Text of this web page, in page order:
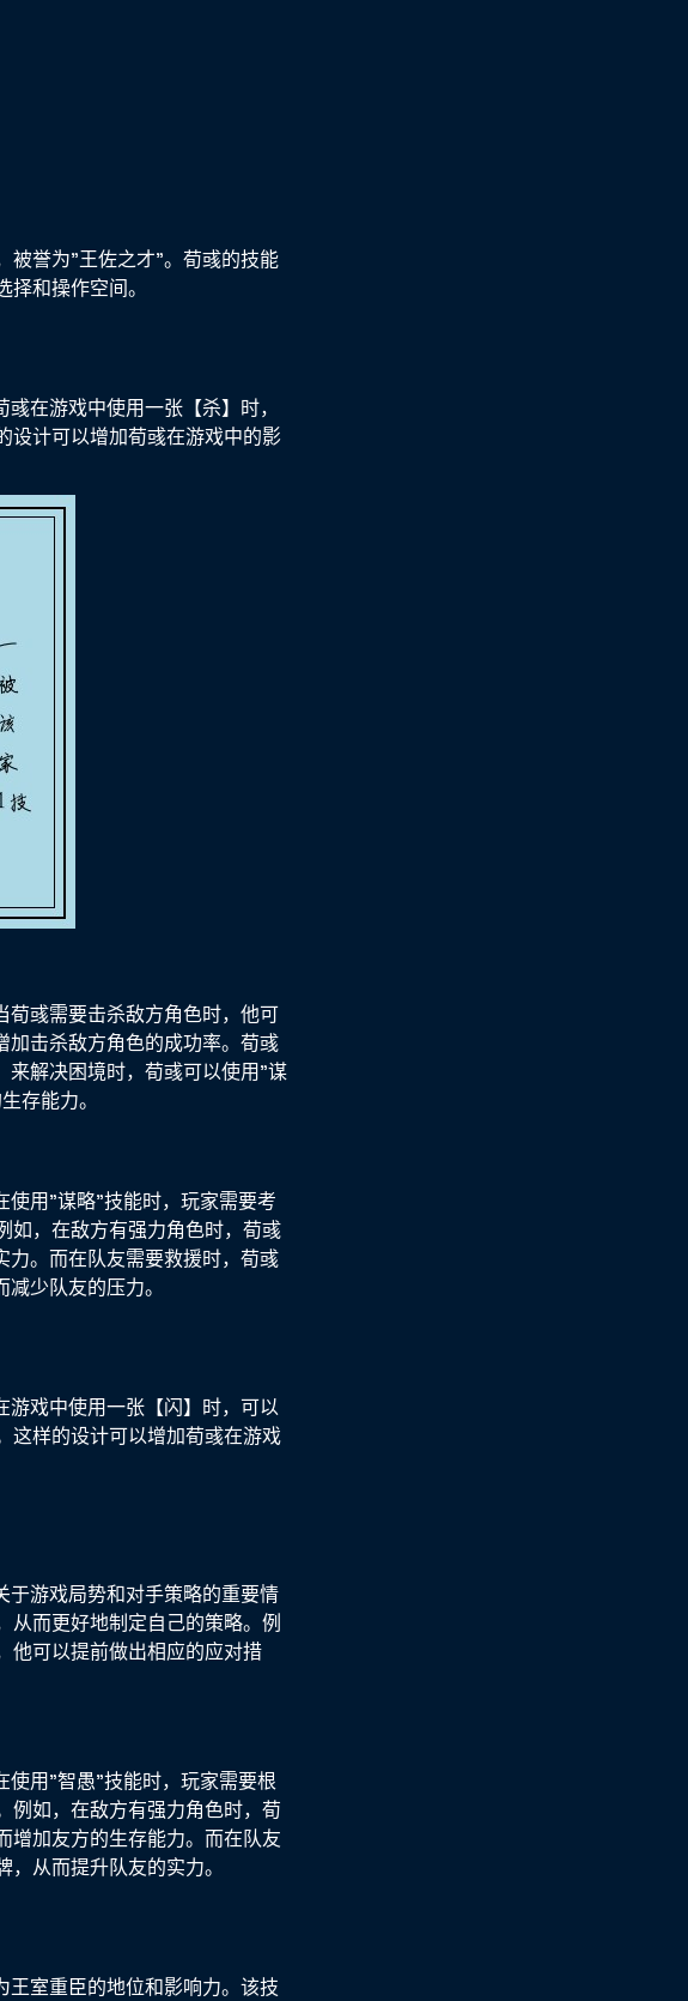
被誉为"王佐之才"。荀彧的技能
和操作空间。
在游戏中使用一张【杀】时，
设计可以增加荀彧在游戏中的影
彧需要击杀敌方角色时，他可
击杀敌方角色的成功率。荀彧
解决困境时，荀彧可以使用"谋
存能力。
使用"谋略"技能时，玩家需要考
如，在敌方有强力角色时，荀彧
。而在队友需要救援时，荀彧
少队友的压力。
戏中使用一张【闪】时，可以
这样的设计可以增加荀彧在游戏
游戏局势和对手策略的重要情
而更好地制定自己的策略。例
他可以提前做出相应的应对措
使用"智愚"技能时，玩家需要根
例如，在敌方有强力角色时，荀
增加友方的生存能力。而在队友
从而提升队友的实力。
室重臣的地位和影响力。该技